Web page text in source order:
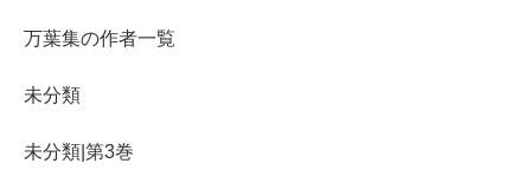
万葉集の作者一覧
未分類
未分類|第3巻